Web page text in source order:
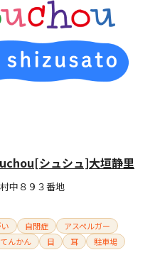
シュシュ]大垣静里
中８９３番地
自閉症
アスペルガー
てんかん 目 耳
駐車場